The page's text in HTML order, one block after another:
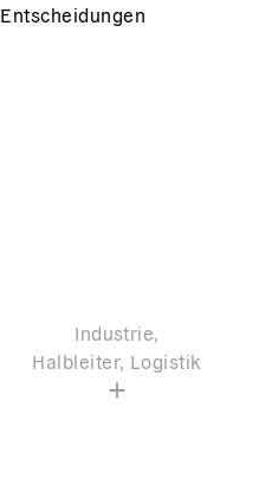
Entscheidungen
Industrie,
Halbleiter, Logistik